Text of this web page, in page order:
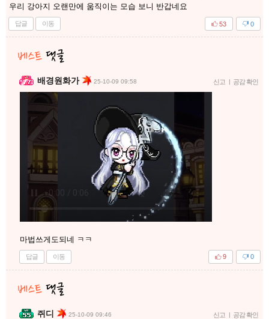
우리 강아지 오랜만에 움직이는 모습 보니 반갑네요
답글 이동 0
53
배경원화가 25-10-09 09:58 신고 | 공감 확인
마법쓰게도되네 ㅋㅋ
답글 이동 0
9
쥐디 25-10-09 09:46 신고 | 공감 확인